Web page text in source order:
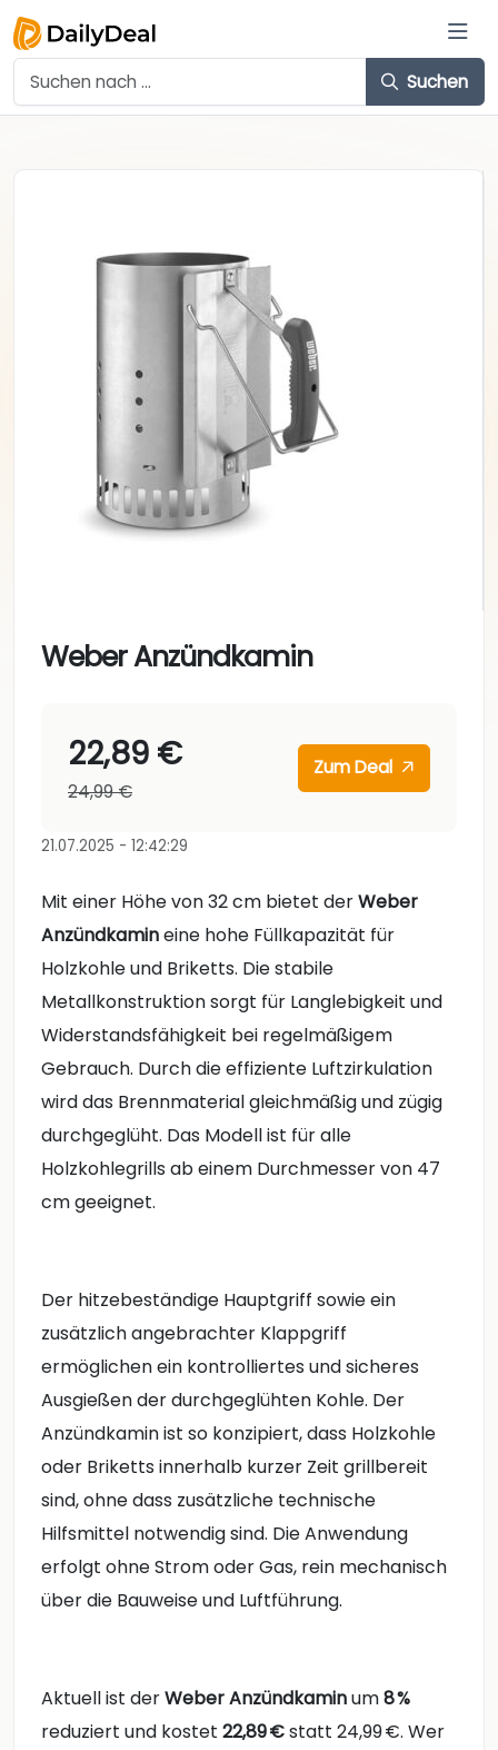
Suchen
Weber Anzündkamin
22,89 €
24,99 €
Zum Deal
21.07.2025 - 12:42:29
Mit einer Höhe von 32 cm bietet derWeber
Anzündkamineine hohe Füllkapazität für
Holzkohle und Briketts. Die stabile
Metallkonstruktion sorgt für Langlebigkeit und
Widerstandsfähigkeit bei regelmäßigem
Gebrauch. Durch die effiziente Luftzirkulation
wird das Brennmaterial gleichmäßig und zügig
durchgeglüht. Das Modell ist für alle
Holzkohlegrills ab einem Durchmesser von 47
cm geeignet.
Der hitzebeständige Hauptgriff sowie ein
zusätzlich angebrachter Klappgriff
ermöglichen ein kontrolliertes und sicheres
Ausgießen der durchgeglühten Kohle. Der
Anzündkamin ist so konzipiert, dass Holzkohle
oder Briketts innerhalb kurzer Zeit grillbereit
sind, ohne dass zusätzliche technische
Hilfsmittel notwendig sind. Die Anwendung
erfolgt ohne Strom oder Gas, rein mechanisch
über die Bauweise und Luftführung.
Aktuell ist derWeber Anzündkaminum8 %
reduziert und kostet 22,89 €statt 24,99 €. Wer